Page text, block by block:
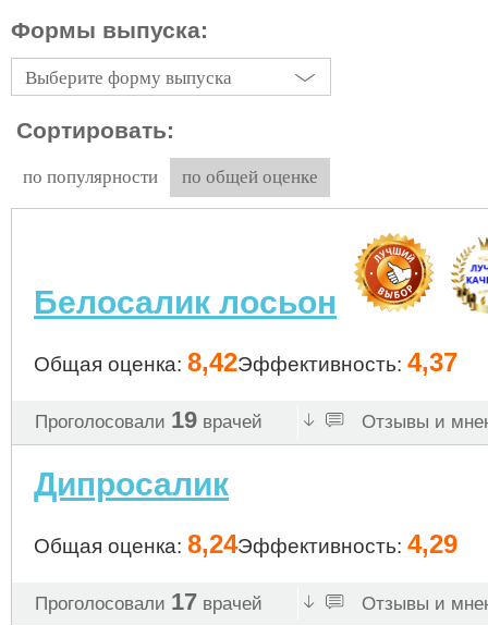
Формы выпуска:
Выберите форму выпуска
Сортировать:
по популярности по общей оценке
Белосалик лосьон
Общая оценка: 8,42Эффективность: 4,37
Проголосовали 19 врачей Отзывы и
Дипросалик
Общая оценка: 8,24Эффективность: 4,29
Проголосовали 17 врачей Отзывы и